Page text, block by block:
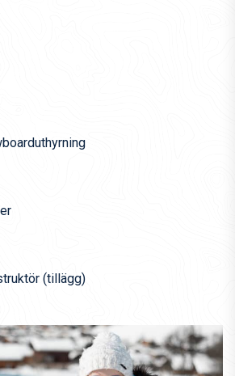
har funderingar på din resa ner till
kontakta oss på
(tillägg)